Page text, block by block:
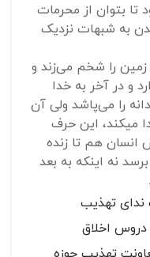
تا بتوان از محرمات
به شبهات نزدیک
زمین را شخم می‌زند و
و در آخر به خدا
را می‌پاشد ولی آن
را رها می کند و در آخر توکل به خدا می‎کند، این حرف
هم تا زنده
نه اینکه به بعد
ندای تهذیب
دروس اخلاق
تهذیب حوزه